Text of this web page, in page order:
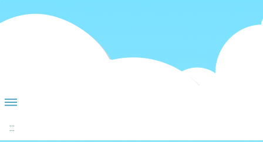
:::